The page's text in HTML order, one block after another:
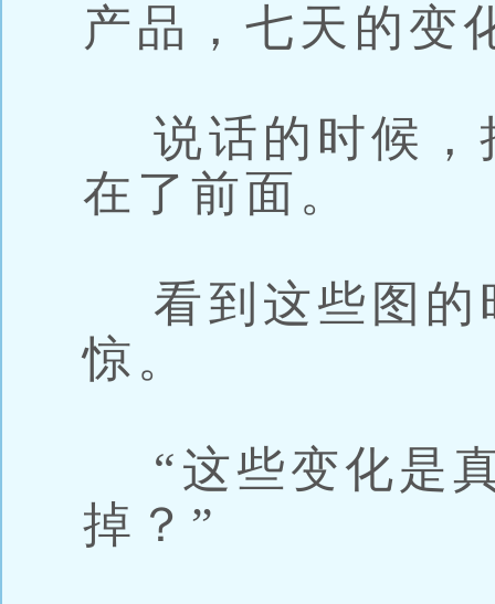
产品，七天的变
说话的时候，
在了前面。
看到这些图的
惊。
“这些变化是
掉？”